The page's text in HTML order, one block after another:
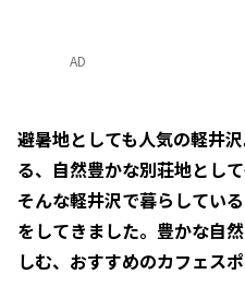
AD
避暑地としても人気の軽井
る、自然豊かな別荘地とし
そんな軽井沢で暮らしてい
をしてきました。豊かな自
しむ、おすすめのカフェス